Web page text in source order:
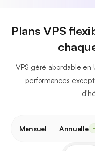
Plans VPS
VPS géré abordable en
performances
Mensuel Annuelle